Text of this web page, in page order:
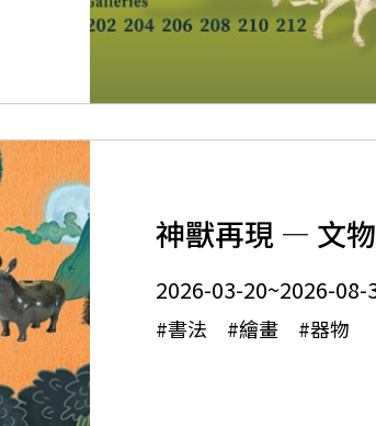
神獸再現 — 文
2026-03-20~2026-08-
#書法 #繪畫 #器物